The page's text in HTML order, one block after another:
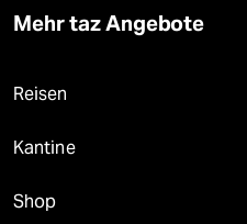
Mehr taz Angebote
Reisen
Kantine
Shop